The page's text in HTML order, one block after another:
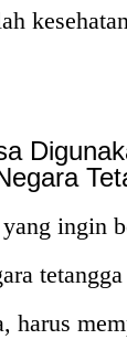
ingin
harus